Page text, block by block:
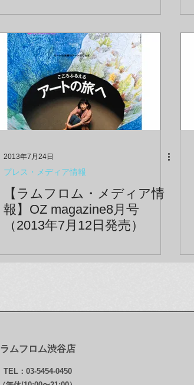
2013年7月24日
プレス・メディア情報
【ラムフロム・メディア情
報】OZ magazine8月号
（2013年7月12日発売）
ラムフロム渋谷店
TEL：03-5454-0450